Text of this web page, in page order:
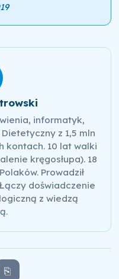
informatyk,
z 1,5 mln
kontach. 10 lat walki
kręgosłupa). 18
Prowadził
doświadczenie
z wiedzą
⎘